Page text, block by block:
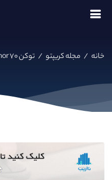
خانه / مجله کریپتو / توکن Anchor ۷۰ درصد سقوط می‌کند.